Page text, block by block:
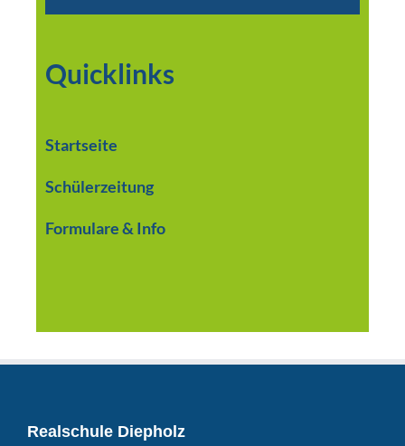
Quicklinks
Startseite
Schülerzeitung
Formulare & Info
Realschule Diepholz